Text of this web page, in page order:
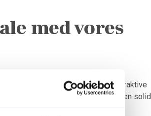
med vores
omkring potentielle køb i vores attraktive
din udlejning og dermed sikre en solid